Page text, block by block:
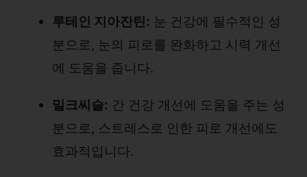
루테인 지아잔틴: 눈 건강에 필수적인 성
분으로, 눈의 피로를 완화하고 시력 개선
에 도움을 줍니다.
밀크씨슬: 간 건강 개선에 도움을 주는 성
분으로, 스트레스로 인한 피로 개선에도
효과적입니다.